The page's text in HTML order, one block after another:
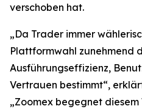
verschoben hat.
„Da Trader immer
Plattformwahl zunehmend
Ausführungseffizienz,
Vertrauen bestimmt“,
„Zoomex begegnet